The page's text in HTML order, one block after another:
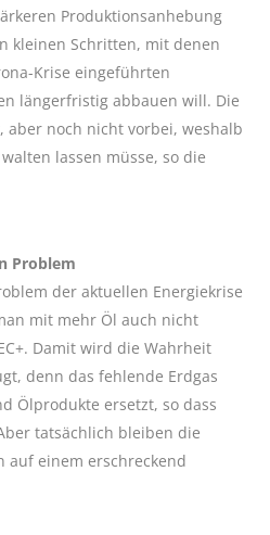
Produktionsanhebung
kleinen Schritten, mit denen
Krise eingeführten
längerfristig abbauen will. Die
aber noch nicht vorbei, weshalb
lassen müsse, so die
Problem
der aktuellen Energiekrise
mit mehr Öl auch nicht
Damit wird die Wahrheit
denn das fehlende Erdgas
Ölprodukte ersetzt, so dass
tatsächlich bleiben die
auf einem erschreckend